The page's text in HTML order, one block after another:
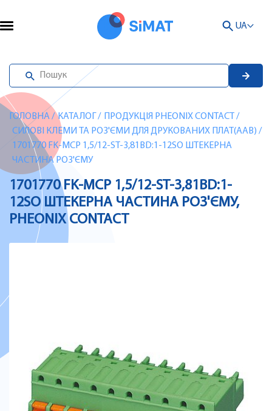
UA
ГОЛОВНА/ КАТАЛОГ / ПРОДУКЦІЯ PHEONIX CONTACT /
СИЛОВІ КЛЕМИ ТА РОЗ'ЄМИ ДЛЯ ДРУКОВАНИХ ПЛАТ(AAB) /
1701770 FK-MCP 1,5/12-ST-3,81BD:1-12SO ШТЕКЕРНА
ЧАСТИНА РОЗ'ЄМУ
1701770 FK-MCP 1,5/12-ST-3,81BD:1-
12SO ШТЕКЕРНА ЧАСТИНА РОЗ'ЄМУ,
PHEONIX CONTACT